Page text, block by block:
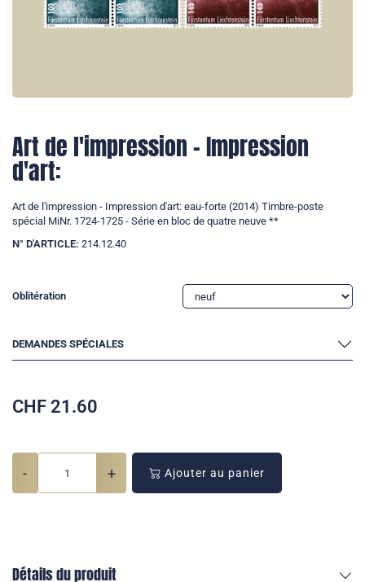
Art de l'impression - Impression
d'art:
Art de l'impression - Impression d'art: eau-forte (2014) Timbre-poste
spécial MiNr. 1724-1725 - Série en bloc de quatre neuve **
N° D'ARTICLE: 214.12.40
Oblitération
DEMANDES SPÉCIALES
CHF 21.60
- + Ajouter au panier
Détails du produit